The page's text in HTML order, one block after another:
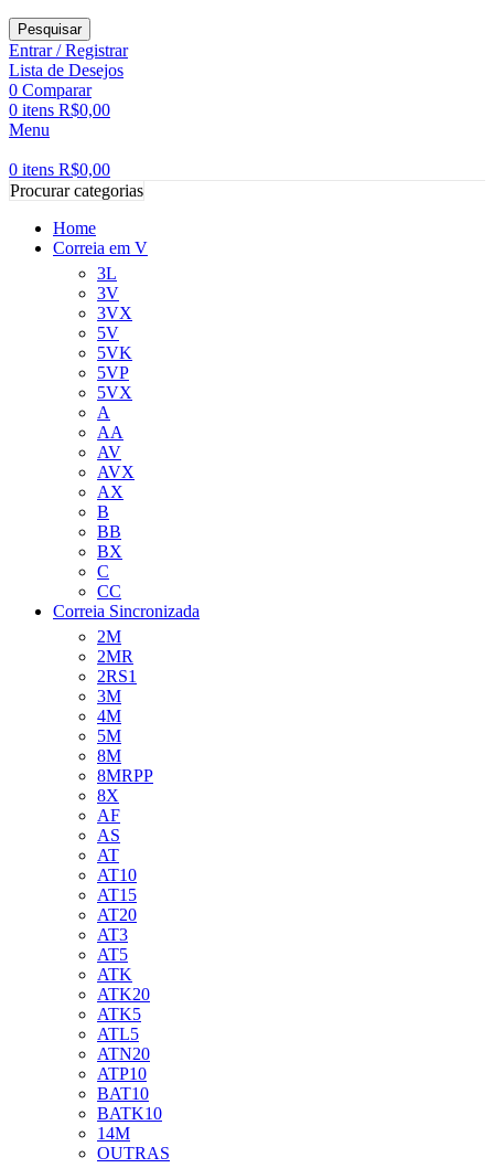
Pesquisar
Entrar / Registrar
Lista de Desejos
0 Comparar
0 itens R$0,00
Menu
0 itens R$0,00
Procurar categorias
Home
Correia em V
3L
3V
3VX
5V
5VK
5VP
5VX
A
AA
AV
AVX
AX
B
BB
BX
C
CC
Correia Sincronizada
2M
2MR
2RS1
3M
4M
5M
8M
8MRPP
8X
AF
AS
AT
AT10
AT15
AT20
AT3
AT5
ATK
ATK20
ATK5
ATL5
ATN20
ATP10
BAT10
BATK10
14M
OUTRAS